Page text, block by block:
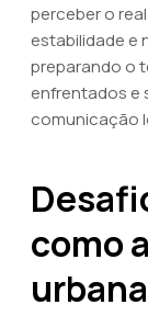
perceber o
estabilidade e
preparando o
enfrentados e
comunicação
como